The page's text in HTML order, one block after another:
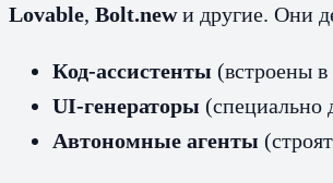
Lovable, Bolt.newи другие. Они
Код-ассистенты (встроены
UI-генераторы (специально
Автономные агенты